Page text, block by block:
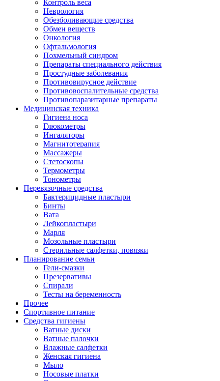
Контроль веса
Неврология
Обезболивающие средства
Обмен веществ
Онкология
Офтальмология
Похмельный синдром
Препараты специального действия
Простудные заболевания
Противовирусное действие
Противовоспалительные средства
Противопаразитарные препараты
Медицинская техника
Гигиена носа
Глюкометры
Ингаляторы
Магнитотерапия
Массажеры
Стетоскопы
Термометры
Тонометры
Перевязочные средства
Бактерицидные пластыри
Бинты
Вата
Лейкопластыри
Марля
Мозольные пластыри
Стерильные салфетки, повязки
Планирование семьи
Гели-смазки
Презервативы
Спирали
Тесты на беременность
Прочее
Спортивное питание
Средства гигиены
Ватные диски
Ватные палочки
Влажные салфетки
Женская гигиена
Мыло
Носовые платки